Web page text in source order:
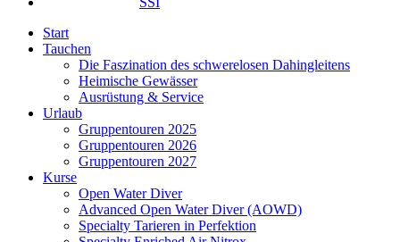
Start
Tauchen
Die Faszination des schwerelosen Dahingleitens
Heimische Gewässer
Ausrüstung & Service
Urlaub
Gruppentouren 2025
Gruppentouren 2026
Gruppentouren 2027
Kurse
Open Water Diver
Advanced Open Water Diver (AOWD)
Specialty Tarieren in Perfektion